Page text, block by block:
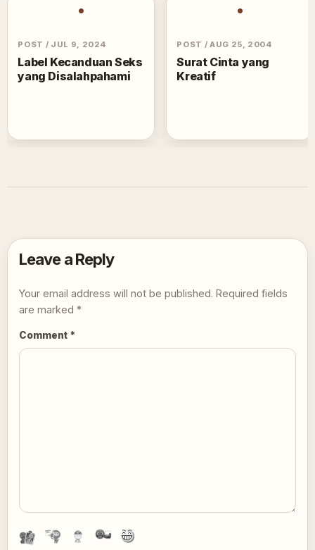
•
POST / JUL 9, 2024
Label Kecanduan Seks
yang Disalahpahami
•
POST / AUG 25, 2004
Surat Cinta yang
Kreatif
Leave a Reply
Your email address will not be published. Required fields
are marked *
Comment *